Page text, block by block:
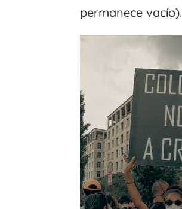
permanece vacío).